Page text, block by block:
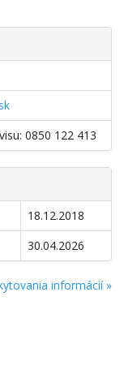
0850 122 413
18.12.2018
30.04.2026
informácií »